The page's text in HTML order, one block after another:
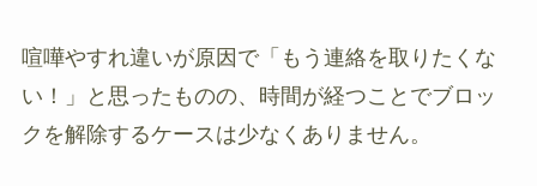
喧嘩やすれ違いが原因で「もう連絡を取りたくな
い！」と思ったものの、時間が経つことでブロッ
クを解除するケースは少なくありません。